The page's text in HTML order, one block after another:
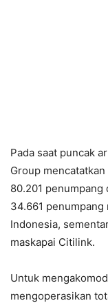
Pada saat puncak
Group
80.201 penumpang
34.661 penumpang
Indonesia,
maskapai Citilink.
Untuk
mengoperasikan